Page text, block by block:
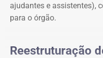
ajudantes e assistentes),
para o órgão.
Reestruturação